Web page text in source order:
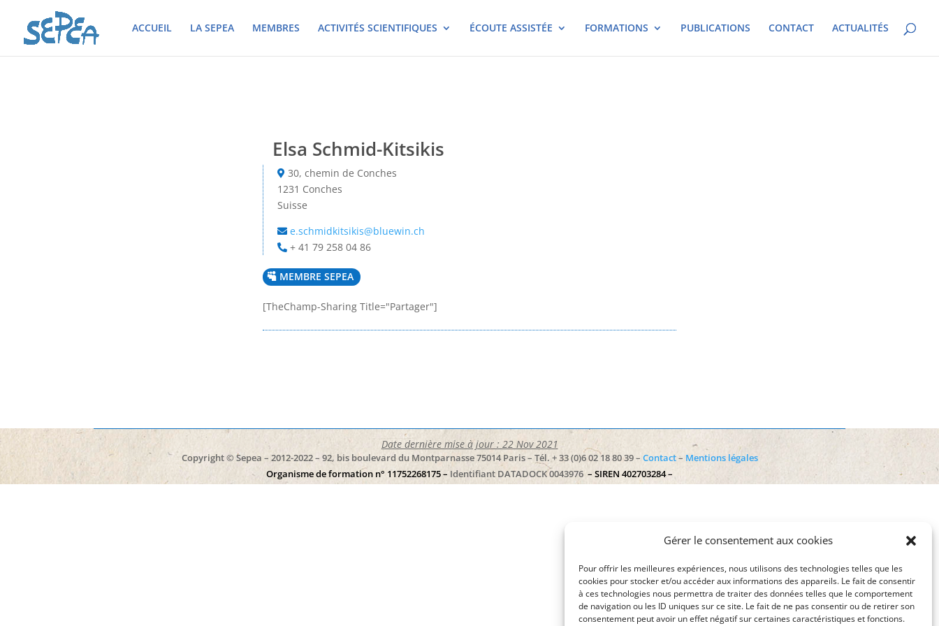
Gérer le consentement aux cookies
Pour offrir les meilleures expériences, nous utilisons des technologies telles que les
cookies pour stocker et/ou accéder aux informations des appareils. Le fait de consentir
à ces technologies nous permettra de traiter des données telles que le comportement
de navigation ou les ID uniques sur ce site. Le fait de ne pas consentir ou de retirer son
consentement peut avoir un effet négatif sur certaines caractéristiques et fonctions.
ACCUEIL LA SEPEA MEMBRES ACTIVITÉS SCIENTIFIQUES ÉCOUTE ASSISTÉE FORMATIONS PUBLICATIONS CONTACT ACTUALITÉS
Elsa Schmid-Kitsikis
30, chemin de Conches
1231 Conches
Suisse
e.schmidkitsikis@bluewin.ch
+ 41 79 258 04 86
MEMBRE SEPEA
[TheChamp-Sharing Title="Partager"]
Date dernière mise à jour : 22 Nov 2021
Copyright © Sepea – 2012-2022 – 92, bis boulevard du Montparnasse 75014 Paris – Tél. + 33 (0)6 02 18 80 39 – Contact– Mentions légales
Organisme de formation n° 11752268175 – Identifiant DATADOCK 0043976 – SIREN 402703284 –